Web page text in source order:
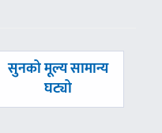
अघिल्लाे
सुनको मूल्य सामान्य
घट्यो